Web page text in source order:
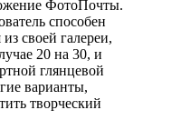
ФотоПочты.
способен
своей галереи,
20 на 30, и
глянцевой
варианты,
творческий